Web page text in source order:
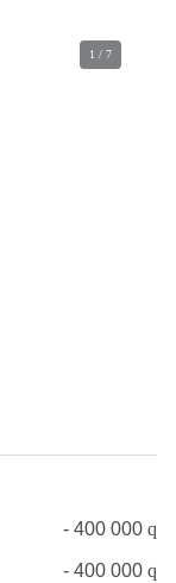
1 / 7
- 400 000 q
- 400 000 q